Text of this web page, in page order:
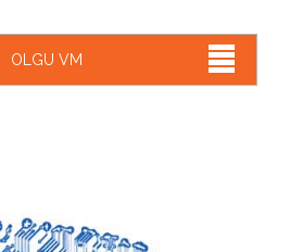
OLGU VM